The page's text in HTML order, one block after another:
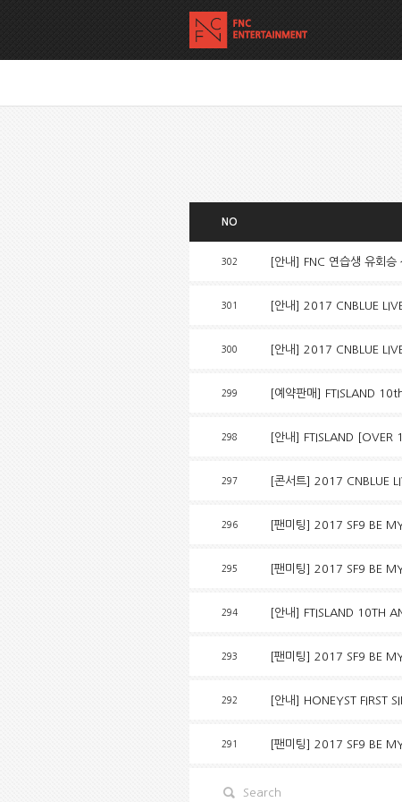
NO
302 [안내] FNC 연습생 유회승
301 [안내] 2017 CNBLUE
300 [안내] 2017 CNBLUE
299 [예약판매] FTISLAND
298 [안내] FTISLAND [OVER
297 [콘서트] 2017 CNBLUE
296 [팬미팅] 2017 SF9 BE
295 [팬미팅] 2017 SF9 BE
294 [안내] FTISLAND 10TH
293 [팬미팅] 2017 SF9 BE
292 [안내] HONEYST FIRST
291 [팬미팅] 2017 SF9 BE
Search